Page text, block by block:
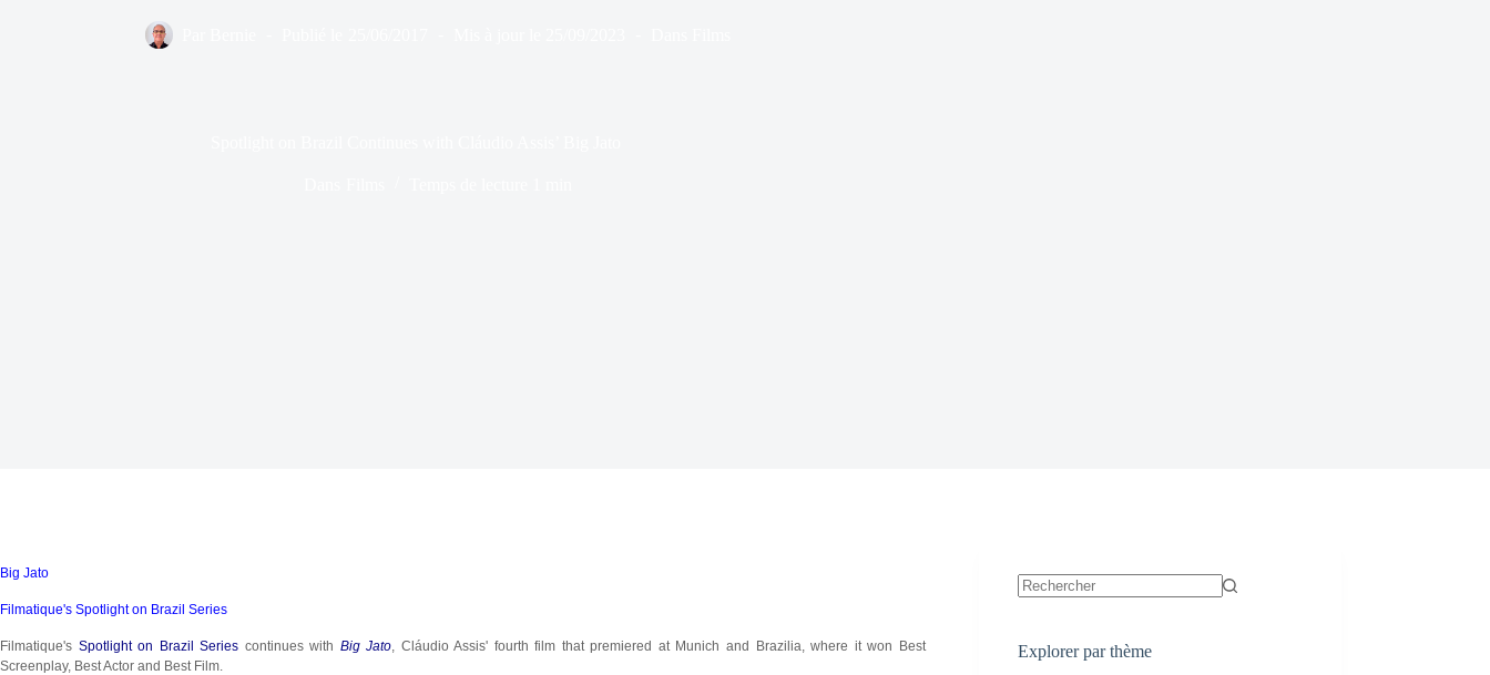
Big Jato
Filmatique's Spotlight on Brazil Series
Filmatique's Spotlight on Brazil Series continues with Big Jato , Cláudio Assis' fourth film that premiered at Munich and Brazilia, where it won Best
Screenplay, Best Actor and Best Film.
Explorer par thème